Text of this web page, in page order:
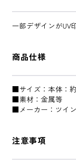
一部デザインがUV
商品仕様
■サイズ：本体：
■素材：金属等
■メーカー：ツイ
注意事項